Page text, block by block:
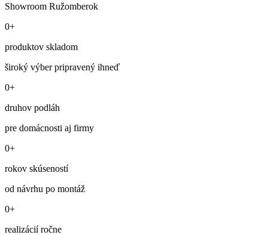
Showroom Ružomberok
0+
produktov skladom
široký výber pripravený ihneď
0+
druhov podláh
pre domácnosti aj firmy
0+
rokov skúseností
od návrhu po montáž
0+
realizácií ročne